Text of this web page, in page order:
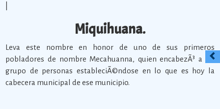
Miquihuana.
Leva este nombre en honor de uno de sus primeros
pobladores de nombre Mecahuanna, quien encabezÃ³ a un
grupo de personas estableciÃ©ndose en lo que es hoy la
cabecera municipal de ese municipio.